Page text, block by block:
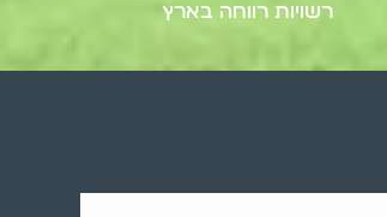
רשויות רווחה בארץ